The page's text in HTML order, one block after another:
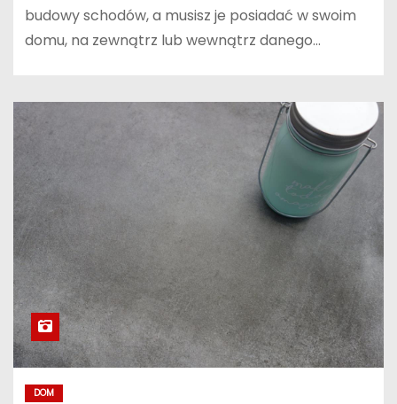
budowy schodów, a musisz je posiadać w swoim
domu, na zewnątrz lub wewnątrz danego…
DOM